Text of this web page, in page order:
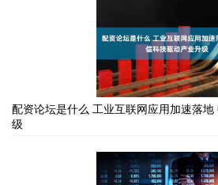
配资论坛是什么 工业互联网应用加速落
级